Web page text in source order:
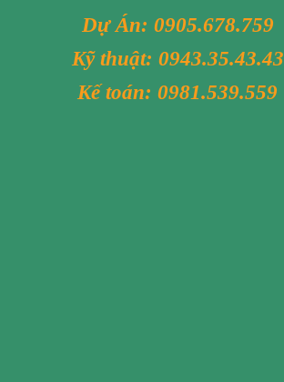
Dự Án: 0905.678.759
Kỹ thuật: 0943.35.43.43
Kế toán:0981.539.559